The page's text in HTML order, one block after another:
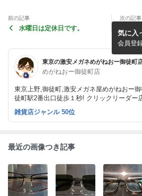
前の記事
水曜日は定休日です。
次の記事
持ち込
レン
東京の激安メガネめがねおー御徒町
めがねおー御徒町店
東京上野,御徒町,激安メガネ屋めがねおー
徒町駅2番出口徒歩１秒! クリックリーダー
サムライ翔やレイバンやシルエットなどの
メガネまで! お持ちのメガネのレンズ交換も
気に入
会員登
雑貨店ジャンル 50位
最近の画像つき記事